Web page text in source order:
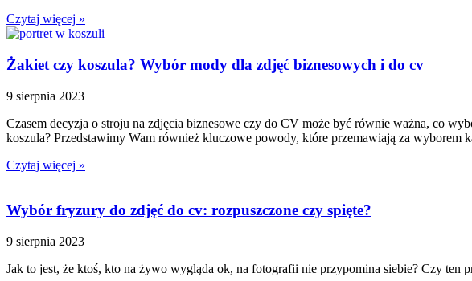
Czytaj więcej »
Żakiet czy koszula? Wybór mody dla zdjęć biznesowych i do cv
9 sierpnia 2023
Czasem decyzja o stroju na zdjęcia biznesowe czy do CV może być równie ważna, co
koszula? Przedstawimy Wam również kluczowe powody, które przemawiają za wyborem
Czytaj więcej »
Wybór fryzury do zdjęć do cv: rozpuszczone czy spięte?
9 sierpnia 2023
Jak to jest, że ktoś, kto na żywo wygląda ok, na fotografii nie przypomina siebie? Czy